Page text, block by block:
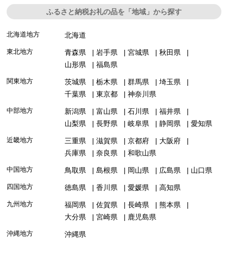
ふるさと納税お礼の品を「地域」から探す
北海道地方 北海道
東北地方 青森県 岩手県 宮城県
秋田県
山形県
福島県
関東地方 茨城県 栃木県 群馬県
埼玉県
千葉県
東京都 神奈川県
中部地方 新潟県 富山県 石川県
福井県
山梨県
長野県 岐阜県 静岡県 愛知県
近畿地方 三重県 滋賀県 京都府
大阪府
兵庫県
奈良県 和歌山県
中国地方 鳥取県 島根県 岡山県 広島県 山口県
四国地方 徳島県 香川県 愛媛県 高知県
九州地方 福岡県 佐賀県 長崎県
熊本県
大分県
宮崎県 鹿児島県
沖縄地方 沖縄県